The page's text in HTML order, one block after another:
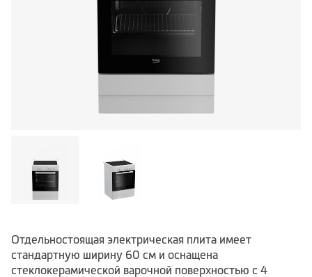
Отдельностоящая электрическая плита имеет
стандартную ширину 60 см и оснащена
стеклокерамической варочной поверхностью с 4